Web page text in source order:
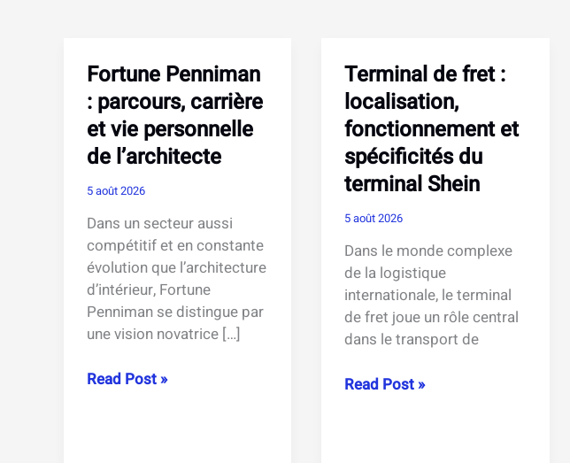
Fortune Penniman
: parcours, carrière
et vie personnelle
de l’architecte
5 août 2026
Dans un secteur aussi
compétitif et en constante
évolution que l’architecture
d’intérieur, Fortune
Penniman se distingue par
une vision novatrice […]
Fortune
Read Post »
Terminal de fret :
localisation,
fonctionnement et
spécificités du
terminal Shein
5 août 2026
Dans le monde complexe
de la logistique
internationale, le terminal
de fret joue un rôle central
dans le transport de
Terminal
Read Post »